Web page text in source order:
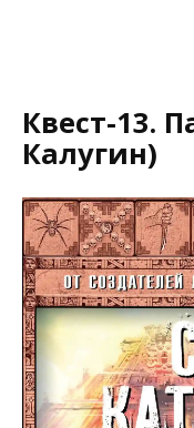
Квест-13.
Калугин)